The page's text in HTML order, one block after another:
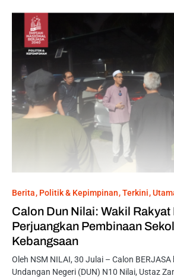
Berita Politik & Kepimpinan Terkini
Calon Dun Nilai: Wakil Rakyat
Perjuangkan Pembinaan
Kebangsaan
Oleh NSM NILAI, 30 Julai – Calon BERJASA
Undangan Negeri (DUN) N10 Nilai, Ustaz